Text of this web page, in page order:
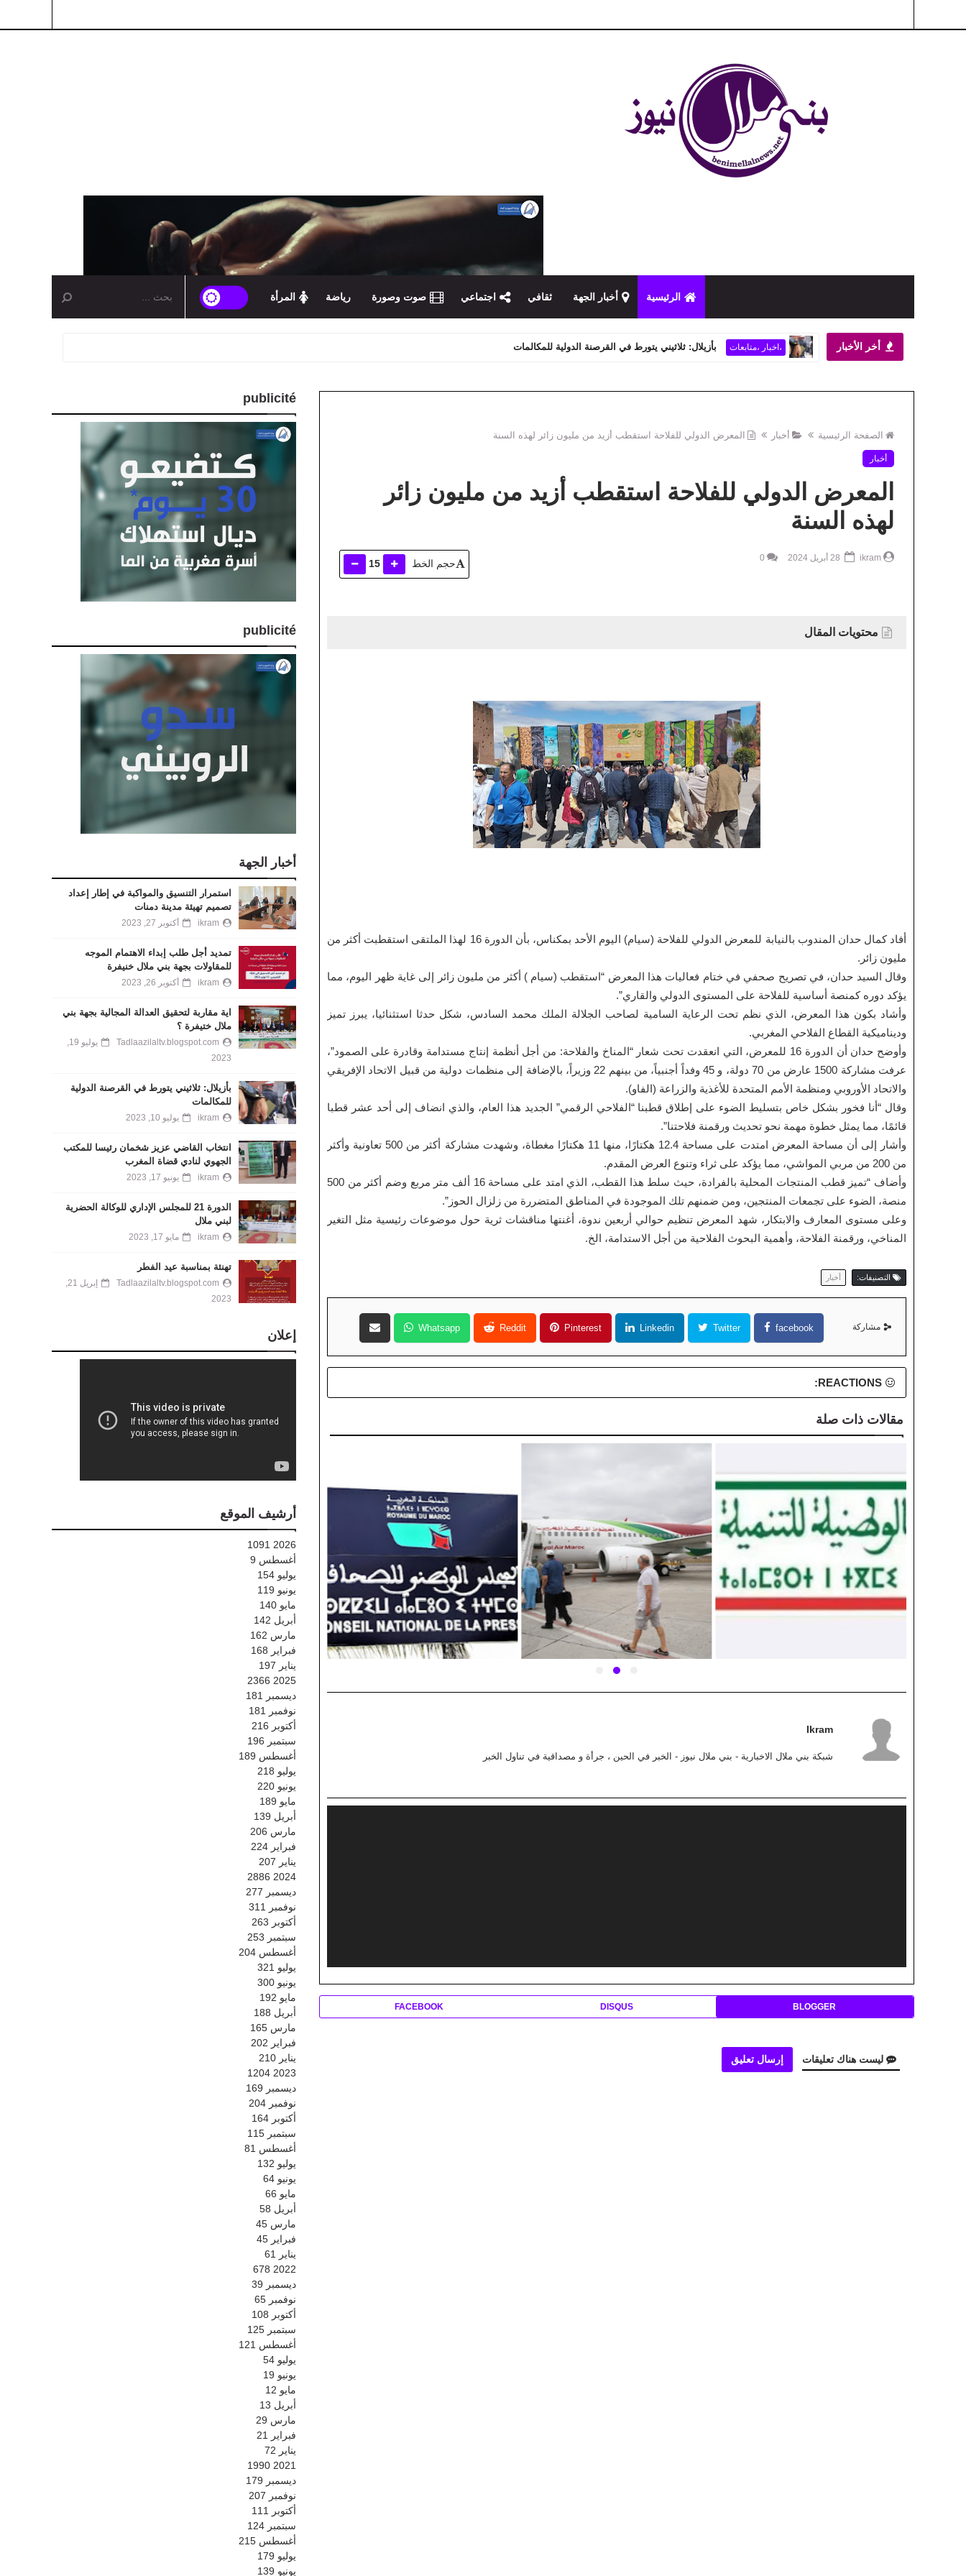
الرئيسية أخبار الجهة ثقافي اجتماعي صوت وصورة رياضة المرأة
أخر الأخبار ،اخبار انتخاب القاضي عزيز شخمان رئيسا للمكتب الجهوي لنادي قضاة المغرب
الصفحة الرئيسية أخبار المعرض الدولي للفلاحة استقطب أزيد من مليون زائر لهذه السنة
أخبار
المعرض الدولي للفلاحة استقطب أزيد من مليون زائر
لهذه السنة
ikram
0 حجم الخط 15
محتويات المقال
أفاد كمال حدان المندوب بالنيابة للمعرض الدولي للفلاحة (سيام) اليوم الأحد بمكناس، بأن الدورة 16 لهذا الملتقى استقطبت أكثر من
مليون زائر.
وقال السيد حدان، في تصريح صحفي في ختام فعاليات هذا المعرض “استقطب (سيام ) أكثر من مليون زائر إلى غاية ظهر اليوم، مما
يؤكد دوره كمنصة أساسية للفلاحة على المستوى الدولي والقاري”.
وأشاد بكون هذا المعرض، الذي نظم تحت الرعاية السامية لصاحب الجلالة الملك محمد السادس، شكل حدثا استثنائيا، يبرز تميز
وديناميكية القطاع الفلاحي المغربي.
وأوضح حدان أن الدورة 16 للمعرض، التي انعقدت تحت شعار “المناخ والفلاحة: من أجل أنظمة إنتاج مستدامة وقادرة على الصمود”،
عرفت مشاركة 1500 عارض من 70 دولة، و 45 وفداً أجنبياً، من بينهم 22 وزيراً، بالإضافة إلى منظمات دولية من قبيل الاتحاد الإفريقي
والاتحاد الأوروبي ومنظمة الأمم المتحدة للأغذية والزراعة (الفاو).
وقال “أنا فخور بشكل خاص بتسليط الضوء على إطلاق قطبنا “الفلاحي الرقمي” الجديد هذا العام، والذي انضاف إلى أحد عشر قطبا
قائمًا، مما يمثل خطوة مهمة نحو تحديث ورقمنة فلاحتنا”.
وأشار إلى أن مساحة المعرض امتدت على مساحة 12.4 هكتارًا، منها 11 هكتارًا مغطاة، وشهدت مشاركة أكثر من 500 تعاونية وأكثر
من 200 من مربي المواشي، مما يؤكد على ثراء وتنوع العرض المقدم.
وأضاف “تميز قطب المنتجات المحلية بالفرادة، حيث سلط هذا القطب، الذي امتد على مساحة 16 ألف متر مربع وضم أكثر من 500
منصة، الضوء على تجمعات المنتجين، ومن ضمنهم تلك الموجودة في المناطق المتضررة من زلزال الحوز”.
وعلى مستوى المعارف والابتكار، شهد المعرض تنظيم حوالي أربعين ندوة، أغنتها مناقشات ثرية حول موضوعات رئيسية مثل التغير
المناخي، ورقمنة الفلاحة، وأهمية البحوث الفلاحية من أجل الاستدامة، الخ.
التصنيفات: أخبار
مشاركة facebook
Twitter
Linkedin
Pinterest
Reddit
Whatsapp
REACTIONS:
مقالات ذات صلة
Ikram
شبكة بني ملال الاخبارية - بني ملال نيوز - الخبر في الحين ، جرأة و مصداقية في تناول الخبر
BLOGGER
DISQUS
FACEBOOK
ليست هناك تعليقات إرسال تعليق
publicité
publicité
أخبار الجهة
استمرار التنسيق والمواكبة في إطار إعداد
تصميم تهيئة مدينة دمنات
ikram أكتوبر 27, 2023
تمديد أجل طلب إبداء الاهتمام الموجه
للمقاولات بجهة بني ملال خنيفرة
ikram أكتوبر 26, 2023
اية مقاربة لتحقيق العدالة المجالية بجهة بني
ملال ختيفرة ؟
Tadlaazilaltv.blogspot.com
يوليو 19,
2023
بأزيلال: ثلاثيني يتورط في القرصنة الدولية
للمكالمات
ikram يوليو 10, 2023
انتخاب القاضي عزيز شخمان رئيسا للمكتب
الجهوي لنادي قضاة المغرب
ikram يونيو 17, 2023
الدورة 21 للمجلس الإداري للوكالة الحضرية
لبني ملال
ikram مايو 17, 2023
تهنئة بمناسبة عيد الفطر
Tadlaazilaltv.blogspot.com
إبريل 21,
2023
إعلان
أرشيف الموقع
2026
1091
أغسطس 9
يوليو 154
يونيو 119
مايو 140
أبريل 142
مارس 162
فبراير 168
يناير 197
2025
2366
ديسمبر
181
نوفمبر
181
أكتوبر 216
سبتمبر 196
أغسطس 189
يوليو 218
يونيو 220
مايو 189
أبريل 139
مارس 206
فبراير 224
يناير 207
2024
2886
ديسمبر 277
نوفمبر
311
أكتوبر 263
سبتمبر 253
أغسطس 204
يوليو 321
يونيو 300
مايو 192
أبريل 188
مارس 165
فبراير 202
يناير 210
2023
1204
ديسمبر 169
نوفمبر 204
أكتوبر 164
سبتمبر 115
أغسطس 81
يوليو 132
يونيو 64
مايو 66
أبريل 58
مارس 45
فبراير 45
يناير
61
2022
678
ديسمبر 39
نوفمبر 65
أكتوبر 108
سبتمبر 125
أغسطس 121
يوليو 54
يونيو 19
مايو 12
أبريل 13
مارس 29
فبراير
21
يناير 72
2021
1990
ديسمبر 179
نوفمبر 207
أكتوبر
111
سبتمبر 124
أغسطس 215
يوليو 179
يونيو 139